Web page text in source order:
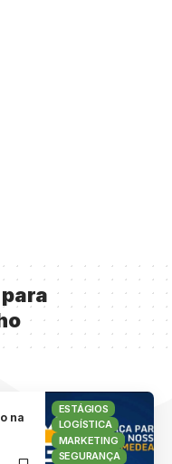
ESTÁGIOS
LOGÍSTICA
MARKETING
SEGURANÇA
na